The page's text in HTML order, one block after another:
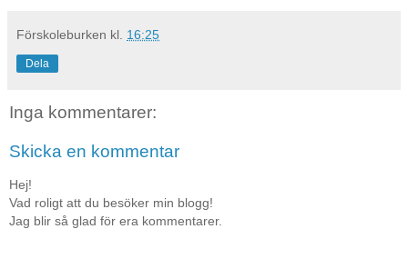
Förskoleburken kl. 16:25
Dela
Inga kommentarer:
Skicka en kommentar
Hej!
Vad roligt att du besöker min blogg!
Jag blir så glad för era kommentarer.